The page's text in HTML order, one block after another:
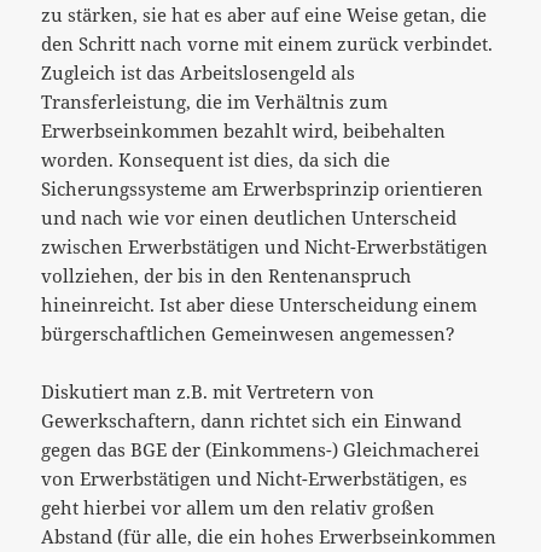
zu stärken, sie hat es aber auf eine Weise getan, die
den Schritt nach vorne mit einem zurück verbindet.
Zugleich ist das Arbeitslosengeld als
Transferleistung, die im Verhältnis zum
Erwerbseinkommen bezahlt wird, beibehalten
worden. Konsequent ist dies, da sich die
Sicherungssysteme am Erwerbsprinzip orientieren
und nach wie vor einen deutlichen Unterscheid
zwischen Erwerbstätigen und Nicht-Erwerbstätigen
vollziehen, der bis in den Rentenanspruch
hineinreicht. Ist aber diese Unterscheidung einem
bürgerschaftlichen Gemeinwesen angemessen?
Diskutiert man z.B. mit Vertretern von
Gewerkschaftern, dann richtet sich ein Einwand
gegen das BGE der (Einkommens-) Gleichmacherei
von Erwerbstätigen und Nicht-Erwerbstätigen, es
geht hierbei vor allem um den relativ großen
Abstand (für alle, die ein hohes Erwerbseinkommen